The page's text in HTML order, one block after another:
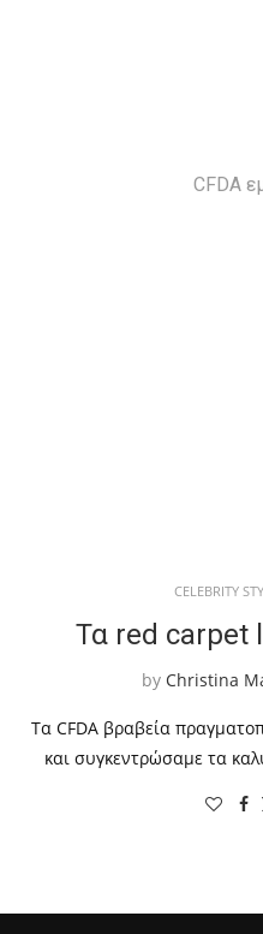
CFDA
CELEBRITY
Τα red carpet
by Christina
Τα CFDA βραβεία
και συγκεντρώσαμε τα